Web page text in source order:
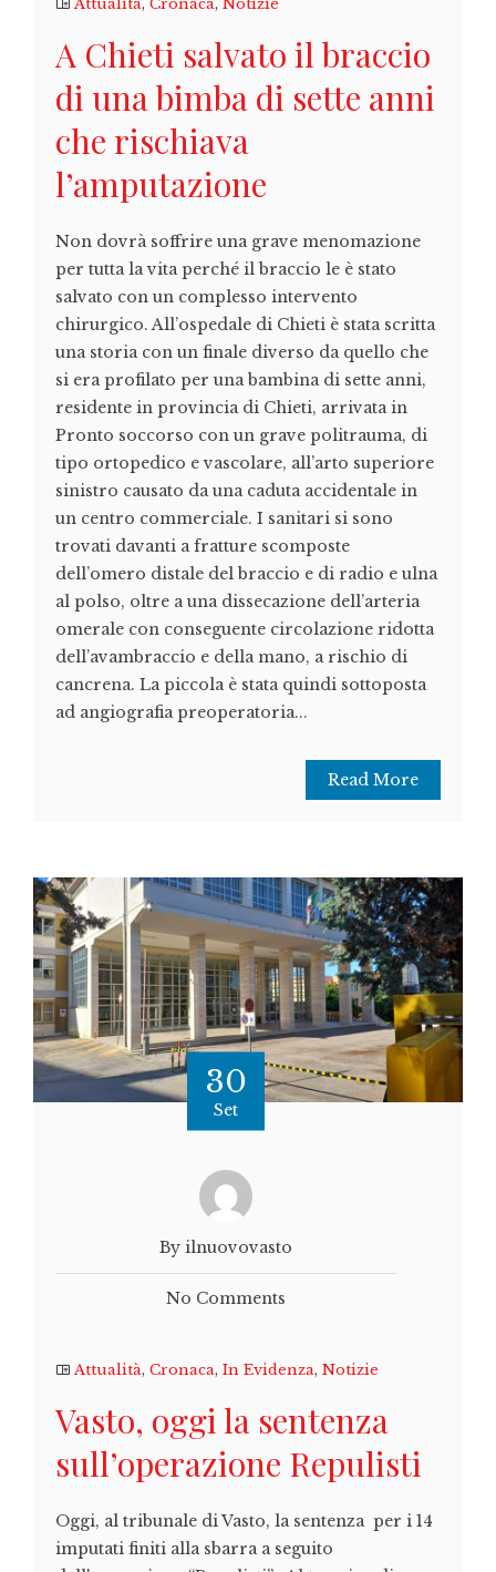
Attualità, Cronaca, Notizie
A Chieti salvato il braccio
di una bimba di sette anni
che rischiava
l’amputazione
Non dovrà soffrire una grave menomazione
per tutta la vita perché il braccio le è stato
salvato con un complesso intervento
chirurgico. All’ospedale di Chieti è stata scritta
una storia con un finale diverso da quello che
si era profilato per una bambina di sette anni,
residente in provincia di Chieti, arrivata in
Pronto soccorso con un grave politrauma, di
tipo ortopedico e vascolare, all’arto superiore
sinistro causato da una caduta accidentale in
un centro commerciale. I sanitari si sono
trovati davanti a fratture scomposte
dell’omero distale del braccio e di radio e ulna
al polso, oltre a una dissecazione dell’arteria
omerale con conseguente circolazione ridotta
dell’avambraccio e della mano, a rischio di
cancrena. La piccola è stata quindi sottoposta
ad angiografia preoperatoria...
Read More
30
Set
By ilnuovovasto
No Comments
Attualità, Cronaca, In Evidenza, Notizie
Vasto, oggi la sentenza
sull’operazione Repulisti
Oggi, al tribunale di Vasto, la sentenza per i 14
imputati finiti alla sbarra a seguito